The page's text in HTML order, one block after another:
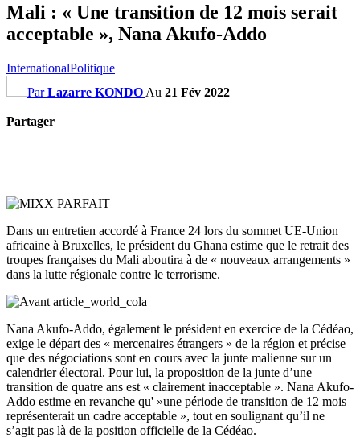
Mali : « Une transition de 12 mois serait
acceptable », Nana Akufo-Addo
InternationalPolitique
ParLazarre KONDO Au 21 Fév 2022
Partager
Dans un entretien accordé à France 24 lors du sommet UE-Union
africaine à Bruxelles, le président du Ghana estime que le retrait des
troupes françaises du Mali aboutira à de « nouveaux arrangements »
dans la lutte régionale contre le terrorisme.
Nana Akufo-Addo, également le président en exercice de la Cédéao,
exige le départ des « mercenaires étrangers » de la région et précise
que des négociations sont en cours avec la junte malienne sur un
calendrier électoral. Pour lui, la proposition de la junte d’une
transition de quatre ans est « clairement inacceptable ». Nana Akufo-
Addo estime en revanche qu' »une période de transition de 12 mois
représenterait un cadre acceptable », tout en soulignant qu’il ne
s’agit pas là de la position officielle de la Cédéao.